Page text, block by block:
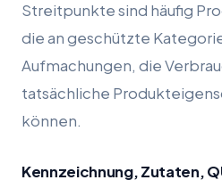
Streitpunkte sind häufig
die an geschützte
Aufmachungen, die
tatsächliche
können.
Kennzeichnung, Zutaten,